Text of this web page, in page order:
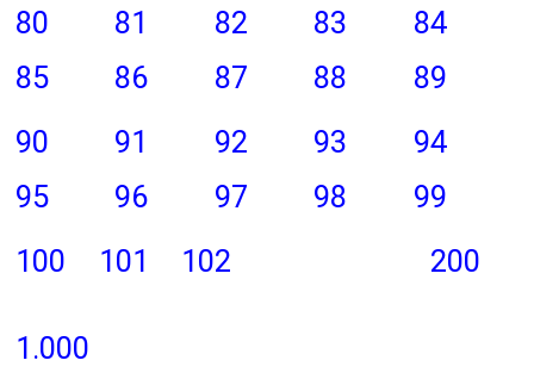
80
81 82 83
84
85
86 87 88
89
90
91 92 93
94
95
96 97 98
99
100
101 102 200
1.000